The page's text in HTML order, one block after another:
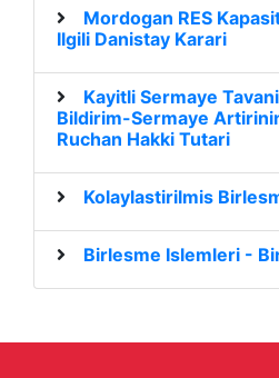
Mordogan RES
Ilgili Danistay Karari
Kayitli Sermaye
Bildirim-Sermaye
Ruchan Hakki Tutari
Kolaylastirilmis
Birlesme Islemleri -